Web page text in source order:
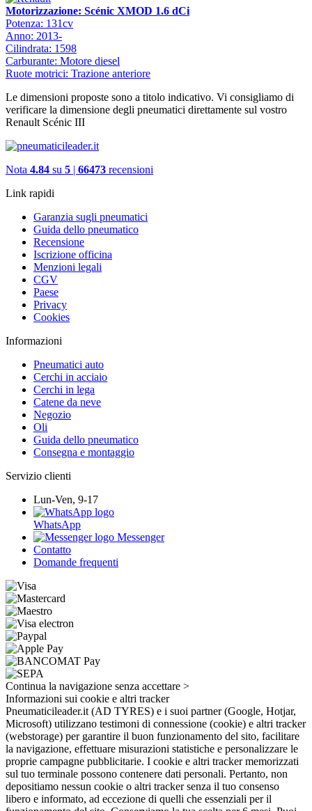
Motorizzazione: Scénic XMOD 1.6 dCi
Potenza: 131cv
Anno: 2013-
Cilindrata: 1598
Carburante: Motore diesel
Ruote motrici: Trazione anteriore
Le dimensioni proposte sono a titolo indicativo. Vi consigliamo di
verificare la dimensione degli pneumatici direttamente sul vostro
Renault Scénic III
Nota 4.84 su 5 | 66473 recensioni
Link rapidi
Garanzia sugli pneumatici
Guida dello pneumatico
Recensione
Iscrizione officina
Menzioni legali
CGV
Paese
Privacy
Cookies
Informazioni
Pneumatici auto
Cerchi in acciaio
Cerchi in lega
Catene da neve
Negozio
Oli
Guida dello pneumatico
Consegna e montaggio
Servizio clienti
Lun-Ven, 9-17
WhatsApp
Messenger
Contatto
Domande frequenti
Continua la navigazione senza accettare >
Informazioni sui cookie e altri tracker
Pneumaticileader.it (AD TYRES) e i suoi partner (Google, Hotjar,
Microsoft) utilizzano testimoni di connessione (cookie) e altri tracker
(webstorage) per garantire il buon funzionamento del sito, facilitare
la navigazione, effettuare misurazioni statistiche e personalizzare le
proprie campagne pubblicitarie. I cookie e altri tracker memorizzati
sul tuo terminale possono contenere dati personali. Pertanto, non
depositiamo nessun cookie o altri tracker senza il tuo consenso
libero e informato, ad eccezione di quelli che essenziali per il